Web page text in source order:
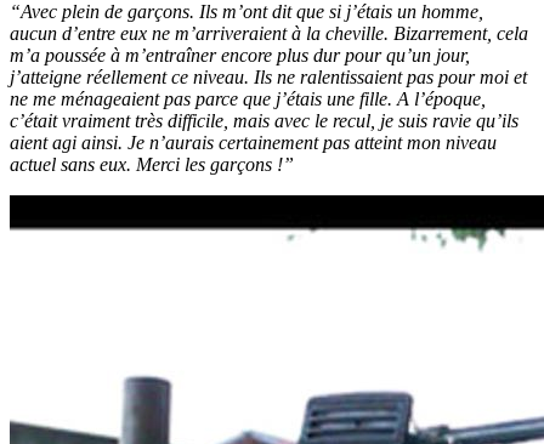
“Avec plein de garçons. Ils m’ont dit que si j’étais un homme,
aucun d’entre eux ne m’arriveraient à la cheville. Bizarrement, cela
m’a poussée à m’entraîner encore plus dur pour qu’un jour,
j’atteigne réellement ce niveau. Ils ne ralentissaient pas pour moi et
ne me ménageaient pas parce que j’étais une fille. A l’époque,
c’était vraiment très difficile, mais avec le recul, je suis ravie qu’ils
aient agi ainsi. Je n’aurais certainement pas atteint mon niveau
actuel sans eux. Merci les garçons !”